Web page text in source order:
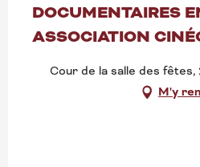
DOCUMENTAIRES
ASSOCIATION
Cour de la salle des
M'y